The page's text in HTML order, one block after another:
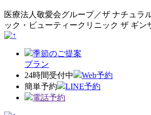
医療法人敬愛会グループ／ザ ナチュラ
ック・ビューティークリニック ザ ギン
季節のご提案
プラン
24時間受付中
Web予約
簡単予約
LINE予約
電話予約